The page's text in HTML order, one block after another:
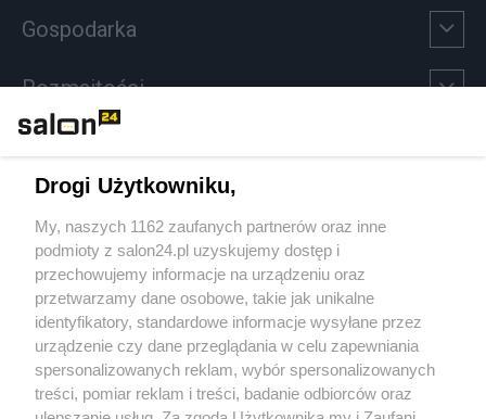
Gospodarka
Rozmaitości
Sport
Społeczeństwo
Kultura
Drogi Użytkowniku,
My, naszych 1162 zaufanych partnerów oraz inne
podmioty z salon24.pl uzyskujemy dostęp i
przechowujemy informacje na urządzeniu oraz
przetwarzamy dane osobowe, takie jak unikalne
identyfikatory, standardowe informacje wysyłane przez
urządzenie czy dane przeglądania w celu zapewniania
spersonalizowanych reklam, wybór spersonalizowanych
treści, pomiar reklam i treści, badanie odbiorców oraz